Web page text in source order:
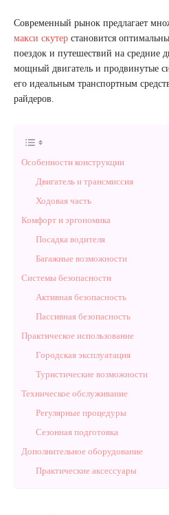
Современный рынок предлагает
макси скутер становится
поездок и путешествий на средние
мощный двигатель и продвинутые
его идеальным транспортным
райдеров.
Особенности конструкции
Двигатель и трансмиссия
Ходовая часть
Комфорт и эргономика
Посадка водителя
Багажные возможности
Системы безопасности
Активная безопасность
Пассивная безопасность
Практическое использование
Городская эксплуатация
Туристические возможности
Техническое обслуживание
Регулярные процедуры
Сезонная подготовка
Дополнительное оборудование
Практические аксессуары